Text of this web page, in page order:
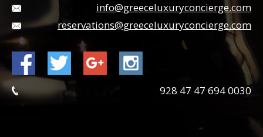
info@greeceluxuryconcierge.com
reservations@greeceluxuryconcierge.com
0030 694 47 47 928